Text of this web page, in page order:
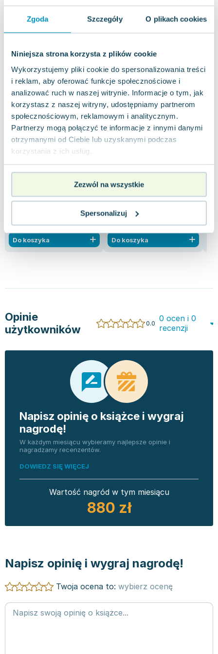
Zgoda Szczegóły O plikach cookies
Niniejsza strona korzysta z plików cookie
Wykorzystujemy pliki cookie do spersonalizowania treści
i reklam, aby oferować funkcje społecznościowe i
analizować ruch w naszej witrynie. Informacje o tym, jak
korzystasz z naszej witryny, udostępniamy partnerom
społecznościowym, reklamowym i analitycznym.
Partnerzy mogą połączyć te informacje z innymi danymi
otrzymanymi od Ciebie lub uzyskanymi podczas
korzystania z ich usług.
Zezwól na wszystkie
Spersonalizuj
Inne książki z tej samej kategorii
-77%
Odcienie magii. Tom 1
Victoria Schwab
Miękka Pakujemy jutro
9.99 zł dobry
Do koszyka
-16%
Miękka Pakujemy 11.08
10.01 zł nowa
Do koszyka
Opinie
użytkowników
0.0 0 ocen i 0
recenzji
Napisz opinię o książce i wygraj
nagrodę!
W każdym miesiącu wybieramy najlepsze opinie i
nagradzamy recenzentów.
DOWIEDZ SIĘ WIĘCEJ
Wartość nagród w tym miesiącu
880 zł
Napisz opinię i wygraj nagrodę!
Twoja ocena to: wybierz ocenę